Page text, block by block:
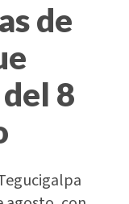
de
8